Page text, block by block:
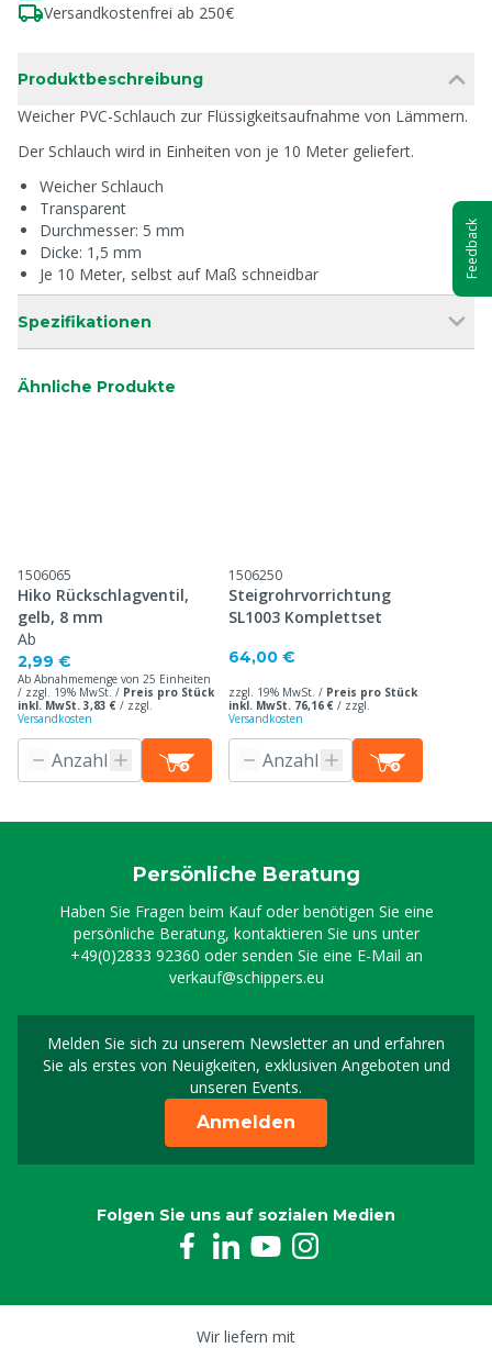
Versandkostenfrei ab 250€
Produktbeschreibung
Weicher PVC-Schlauch zur Flüssigkeitsaufnahme von Lämmern.
Der Schlauch wird in Einheiten von je 10 Meter geliefert.
Weicher Schlauch
Transparent
Durchmesser: 5 mm
Dicke: 1,5 mm
Je 10 Meter, selbst auf Maß schneidbar
Spezifikationen
Ähnliche Produkte
1506065
Hiko Rückschlagventil,
gelb, 8 mm
Ab
2,99 €
Ab Abnahmemenge von 25 Einheiten
/ zzgl. 19% MwSt. / Preis pro Stück
inkl. MwSt. 3,83 € / zzgl.
Versandkosten
1506250
Steigrohrvorrichtung
SL1003 Komplettset
64,00 €
zzgl. 19% MwSt. / Preis pro Stück
inkl. MwSt. 76,16 € / zzgl.
Versandkosten
Persönliche Beratung
Haben Sie Fragen beim Kauf oder benötigen Sie eine
persönliche Beratung, kontaktieren Sie uns unter
+49(0)2833 92360 oder senden Sie eine E-Mail an
verkauf@schippers.eu
Melden Sie sich zu unserem Newsletter an und erfahren
Sie als erstes von Neuigkeiten, exklusiven Angeboten und
unseren Events.
Melden Sie sich für
Anmelden
Folgen Sie uns auf sozialen Medien
Wir liefern mit
Feedback